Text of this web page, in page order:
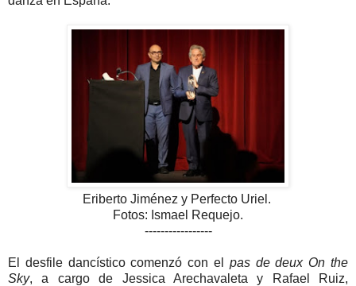
Eriberto Jiménez y Perfecto Uriel.
Fotos: Ismael Requejo.
-----------------
El desfile dancístico comenzó con el pas de deux On the
Sky, a cargo de Jessica Arechavaleta y Rafael Ruiz,